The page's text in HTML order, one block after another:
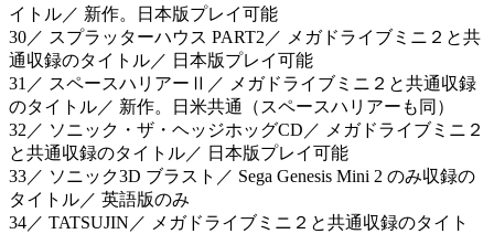
イトル／ 新作。日本版プレイ可能
30／ スプラッターハウス PART2／ メガドライブミニ２と共
通収録のタイトル／ 日本版プレイ可能
31／ スペースハリアーⅡ／ メガドライブミニ２と共通収録
のタイトル／ 新作。日米共通（スペースハリアーも同）
32／ ソニック・ザ・ヘッジホッグCD／ メガドライブミニ２
と共通収録のタイトル／ 日本版プレイ可能
33／ ソニック3D ブラスト／ Sega Genesis Mini 2 のみ収録の
タイトル／ 英語版のみ
34／ TATSUJIN／ メガドライブミニ２と共通収録のタイト